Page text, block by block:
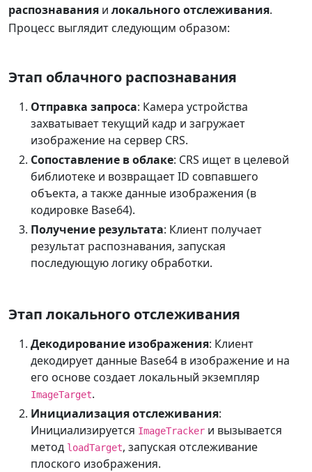
распознавания и локального отслеживания.
Процесс выглядит следующим образом:
Этап облачного распознавания
Отправка запроса: Камера устройства
захватывает текущий кадр и загружает
изображение на сервер CRS.
Сопоставление в облаке: CRS ищет в целевой
библиотеке и возвращает ID совпавшего
объекта, а также данные изображения (в
кодировке Base64).
Получение результата: Клиент получает
результат распознавания, запуская
последующую логику обработки.
Этап локального отслеживания
Декодирование изображения: Клиент
декодирует данные Base64 в изображение и на
его основе создает локальный экземпляр
ImageTarget.
Инициализация отслеживания:
Инициализируется ImageTracker и вызывается
метод loadTarget, запуская отслеживание
плоского изображения.